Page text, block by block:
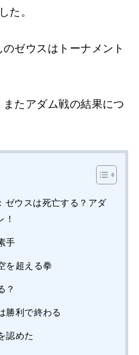
た。
ゼウスはトーナメント
たアダム戦の結果につ
ゼウスは死亡する？アダ
！
手
を超える拳
？
勝利で終わる
認めた